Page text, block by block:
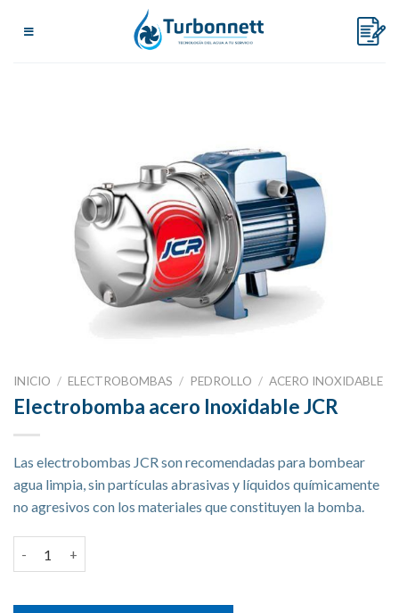
INICIO / ELECTROBOMBAS / PEDROLLO / ACERO INOXIDABLE
Electrobomba acero Inoxidable JCR
Las electrobombas JCR son recomendadas para bombear
agua limpia, sin partículas abrasivas y líquidos químicamente
no agresivos con los materiales que constituyen la bomba.